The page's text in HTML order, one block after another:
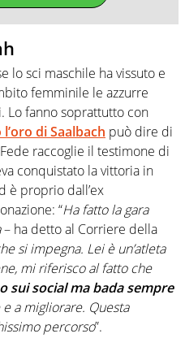
lo sci maschile ha vissuto e
femminile le azzurre
Lo fanno soprattutto con
di Saalbach può dire di
raccoglie il testimone di
conquistato la vittoria in
è proprio dall’ex
“Ha fatto la gara
– ha detto al Corriere della
si impegna. Lei è un’atleta
mi riferisco al fatto che
sui social ma bada sempre
e a migliorare. Questa
percorso”.